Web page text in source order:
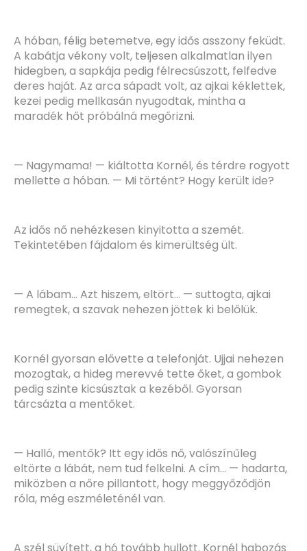
A hóban, félig betemetve, egy idős asszony feküdt.
A kabátja vékony volt, teljesen alkalmatlan ilyen
hidegben, a sapkája pedig félrecsúszott, felfedve
deres haját. Az arca sápadt volt, az ajkai kéklettek,
kezei pedig mellkasán nyugodtak, mintha a
maradék hőt próbálná megőrizni.
— Nagymama! — kiáltotta Kornél, és térdre rogyott
mellette a hóban. — Mi történt? Hogy került ide?
Az idős nő nehézkesen kinyitotta a szemét.
Tekintetében fájdalom és kimerültség ült.
— A lábam… Azt hiszem, eltört… — suttogta, ajkai
remegtek, a szavak nehezen jöttek ki belőlük.
Kornél gyorsan elővette a telefonját. Ujjai nehezen
mozogtak, a hideg merevvé tette őket, a gombok
pedig szinte kicsúsztak a kezéből. Gyorsan
tárcsázta a mentőket.
— Halló, mentők? Itt egy idős nő, valószínűleg
eltörte a lábát, nem tud felkelni. A cím… — hadarta,
miközben a nőre pillantott, hogy meggyőződjön
róla, még eszméleténél van.